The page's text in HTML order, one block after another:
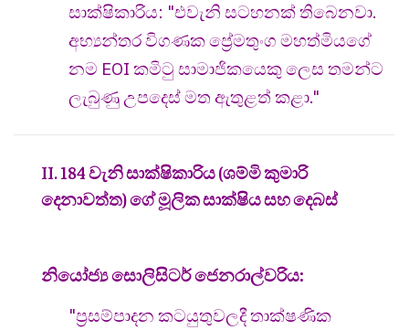
සාක්ෂිකාරිය: "එවැනි සටහනක් තිබෙනවා.
අභ්‍යන්තර විගණක ප්‍රේමතුංග මහත්මියගේ
නම EOI කමිටු සාමාජිකයෙකු ලෙස තමන්ට
ලැබුණු උපදෙස් මත ඇතුළත් කළා."
II. 184 වැනි සාක්ෂිකාරිය (ශම්මි කුමාරි
දෙනාවත්ත) ගේ මූලික සාක්ෂිය සහ දෙබස්
නියෝජ්‍ය සොලිසිටර් ජෙනරාල්වරිය:
"ප්‍රසම්පාදන කටයුතුවලදී තාක්ෂණික